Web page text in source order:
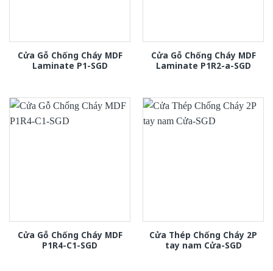
Cửa Gỗ Chống Cháy MDF
Laminate P1-SGD
Cửa Gỗ Chống Cháy MDF
Laminate P1R2-a-SGD
Cửa Gỗ Chống Cháy MDF
P1R4-C1-SGD
Cửa Thép Chống Cháy 2P
tay nam Cửa-SGD